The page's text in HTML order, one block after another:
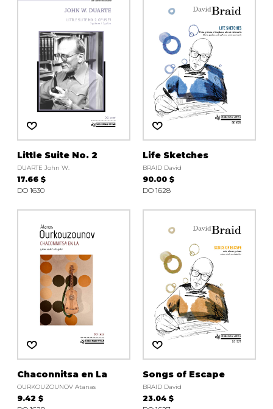
Little Suite No. 2
DUARTE John W.
17.66 $
DO 1630
Life Sketches
BRAID David
90.00 $
DO 1628
Chaconnitsa en La
OURKOUZOUNOV Atanas
9.42 $
Songs of Escape
BRAID David
23.04 $